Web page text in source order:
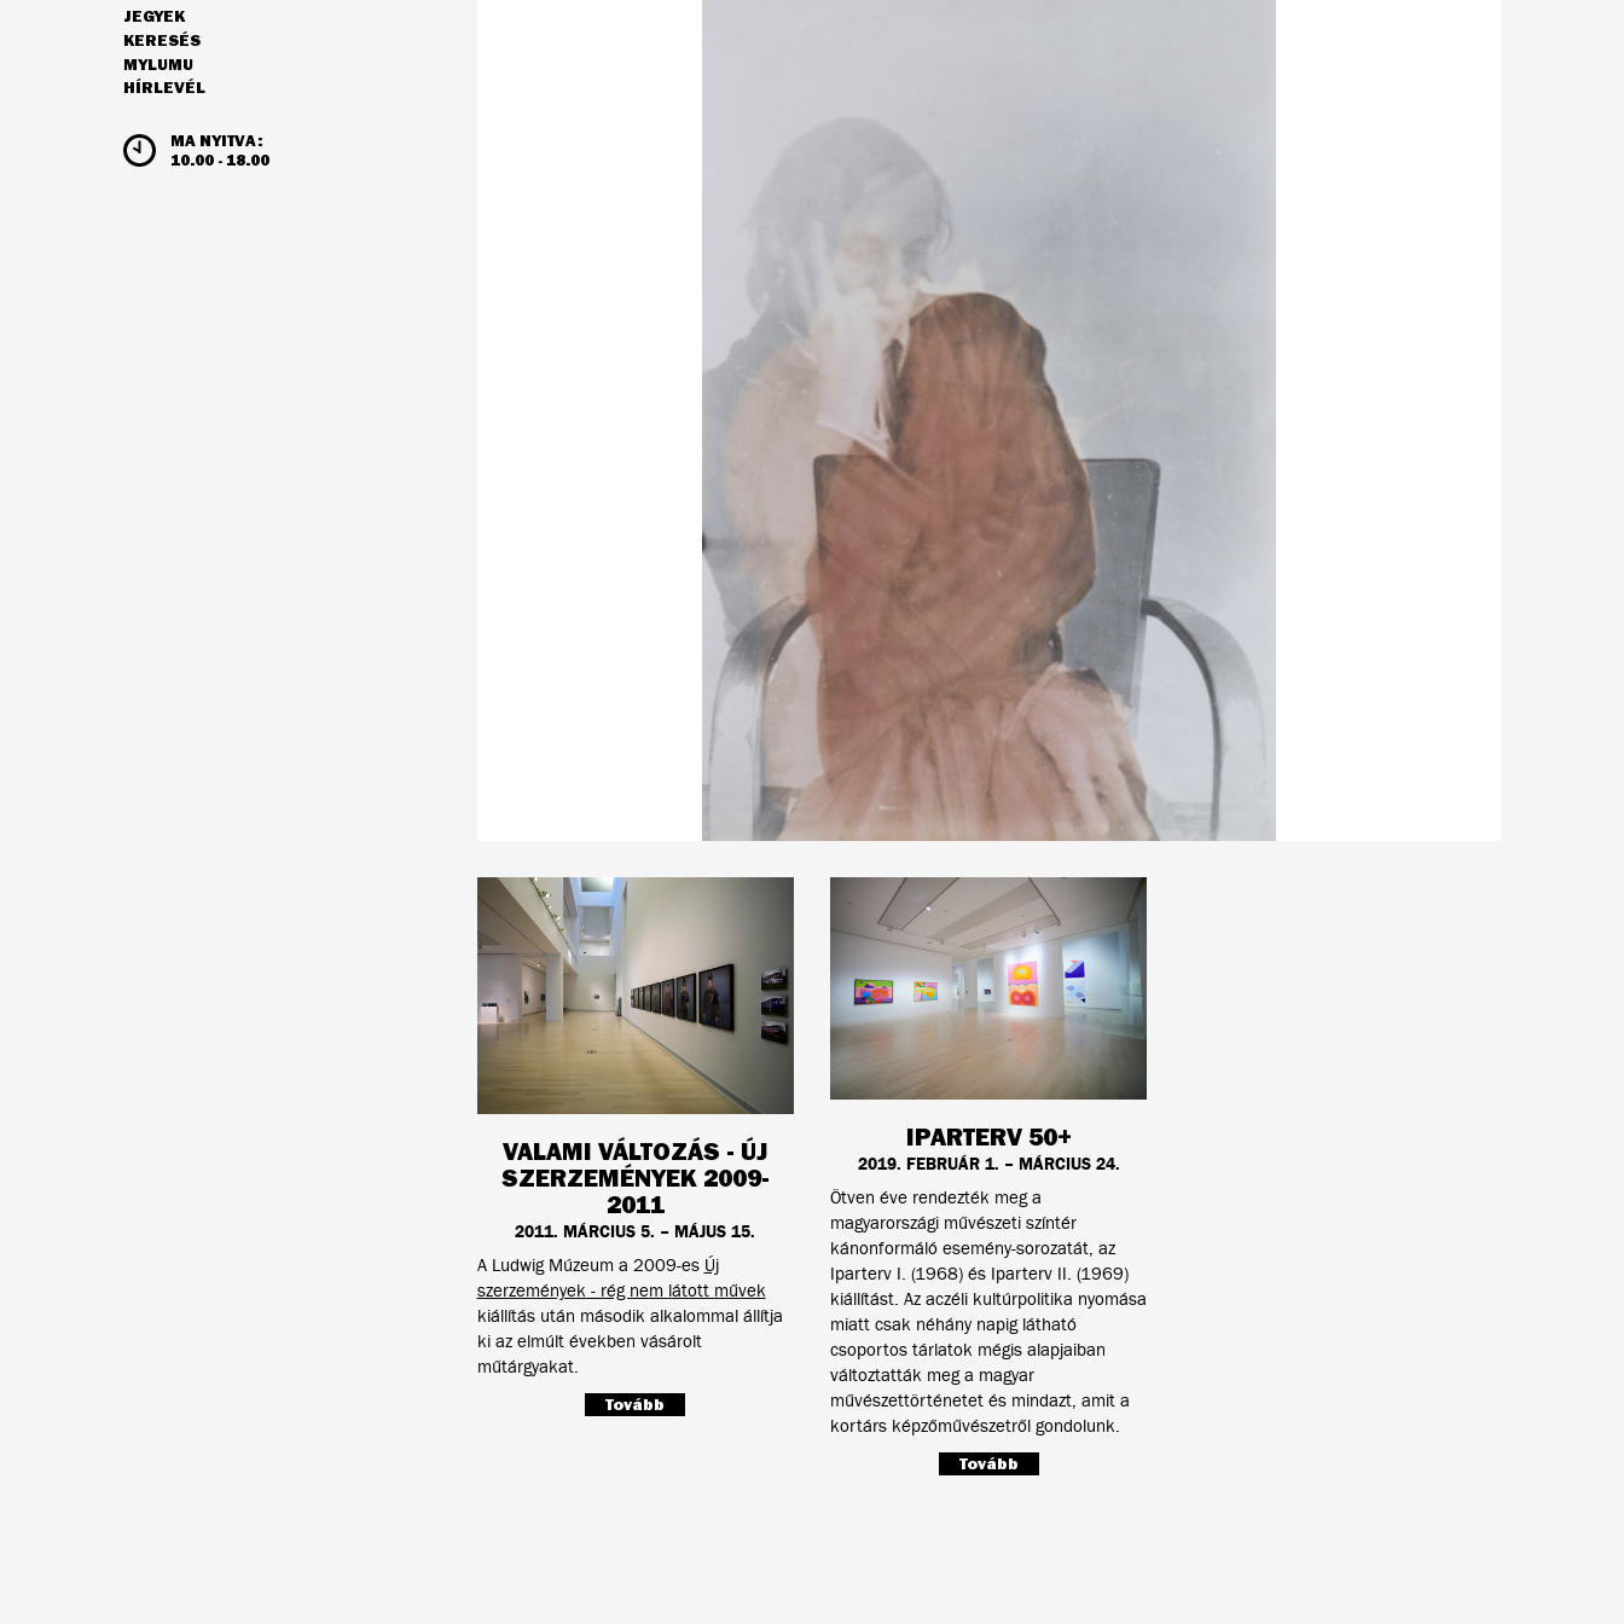
NAVIGÁCIÓ
JEGYEK
KERESÉS
MYLUMU
HÍRLEVÉL
MA NYITVA:
10.00 - 18.00
NYITVATARTÁS ÉS JEGYÁRAK
VALAMI VÁLTOZÁS - ÚJ
SZERZEMÉNYEK 2009-
2011
2011. MÁRCIUS 5. – MÁJUS 15.
A Ludwig Múzeum a 2009-es Új
szerzemények - rég nem látott művek
kiállítás után második alkalommal állítja
ki az elmúlt években vásárolt
műtárgyakat.
Tovább
IPARTERV 50+
2019. FEBRUÁR 1. – MÁRCIUS 24.
Ötven éve rendezték meg a
magyarországi művészeti színtér
kánonformáló esemény-sorozatát, az
Iparterv I. (1968) és Iparterv II. (1969)
kiállítást. Az aczéli kultúrpolitika nyomása
miatt csak néhány napig látható
csoportos tárlatok mégis alapjaiban
változtatták meg a magyar
művészettörténetet és mindazt, amit a
kortárs képzőművészetről gondolunk.
Tovább